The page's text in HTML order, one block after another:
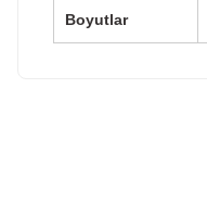
Boyutlar